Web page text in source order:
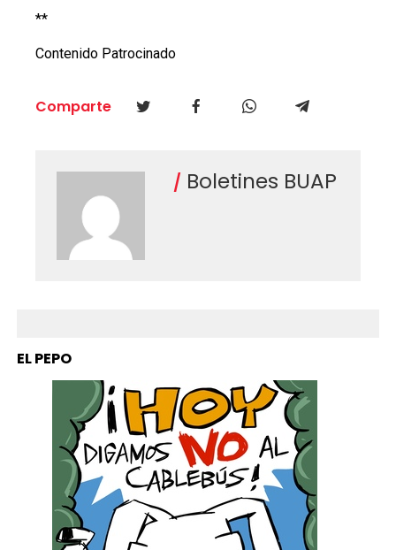
**
Contenido Patrocinado
Comparte
Boletines BUAP
EL PEPO